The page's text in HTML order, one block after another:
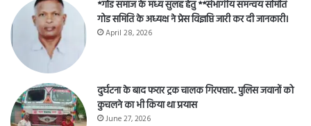
*गोंड समाज के मध्य सुलह हेतु **संभागीय समन्वय समिति
गोड समिति के अध्यक्ष ने प्रेस विज्ञप्ति जारी कर दी जानकारी।
April 28, 2026
दुर्घटना के बाद फरार ट्रक चालक गिरफ्तार.. पुलिस जवानों को
कुचलने का भी किया था प्रयास
June 27, 2026